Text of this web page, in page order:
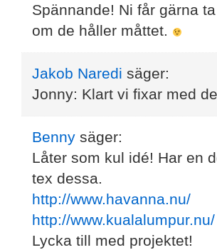
Spännande! Ni får gärna
om de håller måttet.
Jakob Naredi säger:
Jonny: Klart vi fixar med
Benny säger:
Låter som kul idé! Har en
tex dessa.
http://www.havanna.nu/
http://www.kualalumpur.nu/
Lycka till med projektet!